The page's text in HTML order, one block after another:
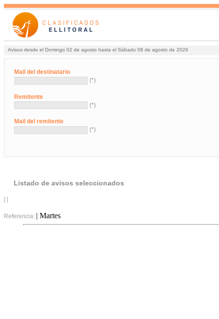
Avisos desde el Domingo 02 de agosto hasta el Sábado 08 de agosto de 2026
Mail del destinatario
(*)
Remitente
(*)
Mail del remitente
(*)
Listado de avisos seleccionados
Referencia: | Martes